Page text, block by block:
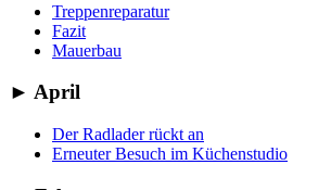
Treppenreparatur
Fazit
Mauerbau
► April
Der Radlader rückt an
Erneuter Besuch im Küchenstudio